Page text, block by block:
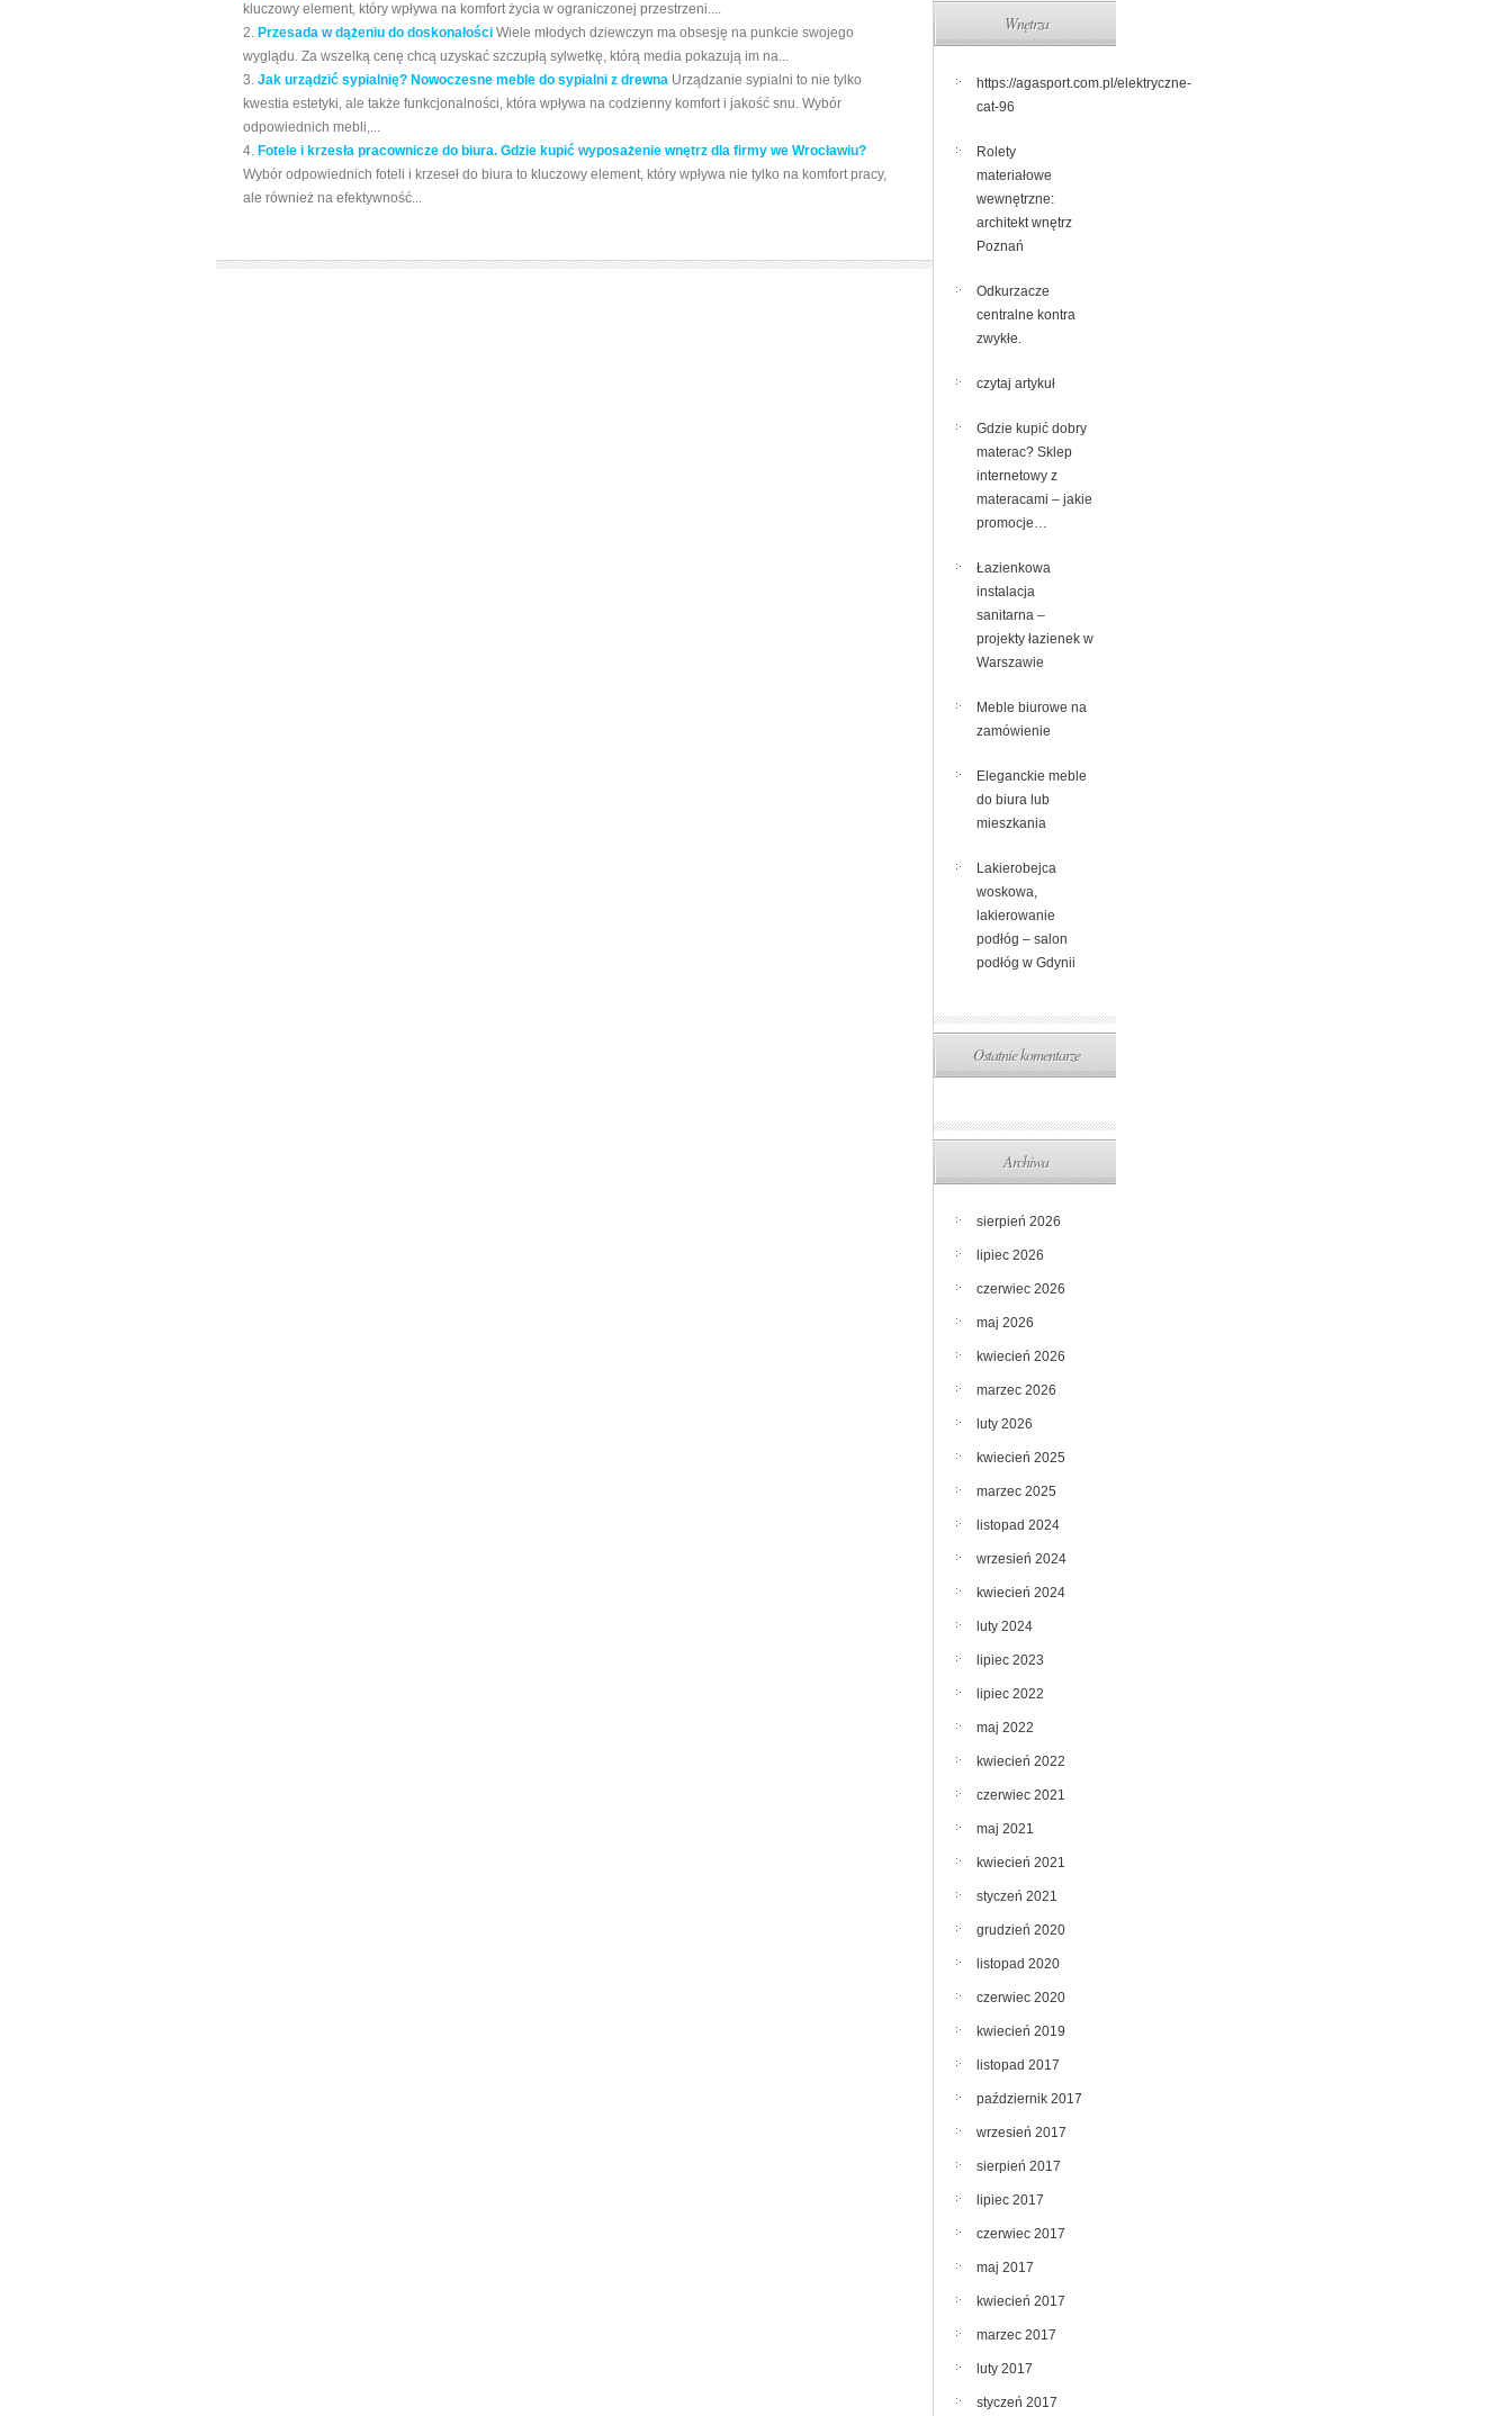
kluczowy element, który wpływa na komfort życia w ograniczonej przestrzeni....
Przesada w dążeniu do doskonałości Wiele młodych dziewczyn ma obsesję na punkcie swojego
wyglądu. Za wszelką cenę chcą uzyskać szczupłą sylwetkę, którą media pokazują im na...
Jak urządzić sypialnię? Nowoczesne meble do sypialni z drewna Urządzanie sypialni to nie tylko
kwestia estetyki, ale także funkcjonalności, która wpływa na codzienny komfort i jakość snu. Wybór
odpowiednich mebli,...
Fotele i krzesła pracownicze do biura. Gdzie kupić wyposażenie wnętrz dla firmy we Wrocławiu?
Wybór odpowiednich foteli i krzeseł do biura to kluczowy element, który wpływa nie tylko na komfort pracy,
ale również na efektywność...
Wnętrza
https://agasport.com.pl/elektryczne-
cat-96
Rolety
materiałowe
wewnętrzne:
architekt wnętrz
Poznań
Odkurzacze
centralne kontra
zwykłe.
czytaj artykuł
Gdzie kupić dobry
materac? Sklep
internetowy z
materacami – jakie
promocje…
Łazienkowa
instalacja
sanitarna –
projekty łazienek w
Warszawie
Meble biurowe na
zamówienie
Eleganckie meble
do biura lub
mieszkania
Lakierobejca
woskowa,
lakierowanie
podłóg – salon
podłóg w Gdynii
Ostatnie komentarze
Archiwa
sierpień 2026
lipiec 2026
czerwiec 2026
maj 2026
kwiecień 2026
marzec 2026
luty 2026
kwiecień 2025
marzec 2025
listopad 2024
wrzesień 2024
kwiecień 2024
luty 2024
lipiec 2023
lipiec 2022
maj 2022
kwiecień 2022
czerwiec 2021
maj 2021
kwiecień 2021
styczeń 2021
grudzień 2020
listopad 2020
czerwiec 2020
kwiecień 2019
listopad 2017
październik 2017
wrzesień 2017
sierpień 2017
lipiec 2017
czerwiec 2017
maj 2017
kwiecień 2017
marzec 2017
luty 2017
styczeń 2017